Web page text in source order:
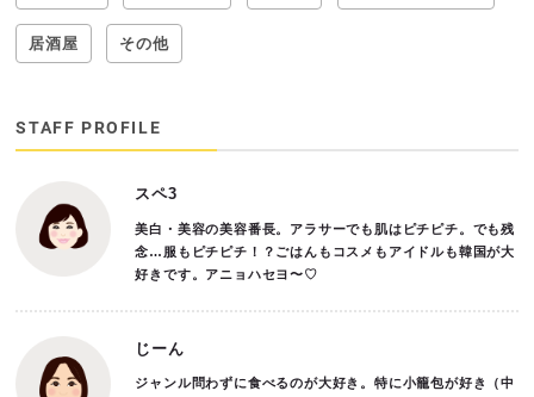
居酒屋 その他
STAFF PROFILE
スペ3
美白・美容の美容番長。アラサーでも肌はピチピチ。でも残
念…服もピチピチ！？ごはんもコスメもアイドルも韓国が大
好きです。アニョハセヨ〜♡
じーん
ジャンル問わずに食べるのが大好き。特に小籠包が好き（中